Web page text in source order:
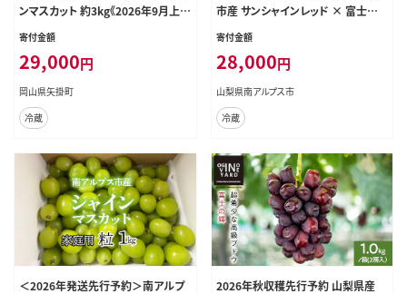
ンマスカット 約3kg《2026年9月上旬
～11月中旬頃に出荷予定(土日祝除
ャインマスカット シャインマスカット
ブドウ シャインマスカット ---ofn_c
wsmx_ae911_26_27000_3---
寄付金額
29,000円
岡山県矢掛町
冷蔵
市産 サンシャインレッド × 富士の
輝き 食べ比べセット 約1.0kg（2房）
寄付金額
28,000円
山梨県南アルプス市
冷蔵
＜2026年発送先行予約＞南アルプ
2026年秋収穫先行予約 山梨県産